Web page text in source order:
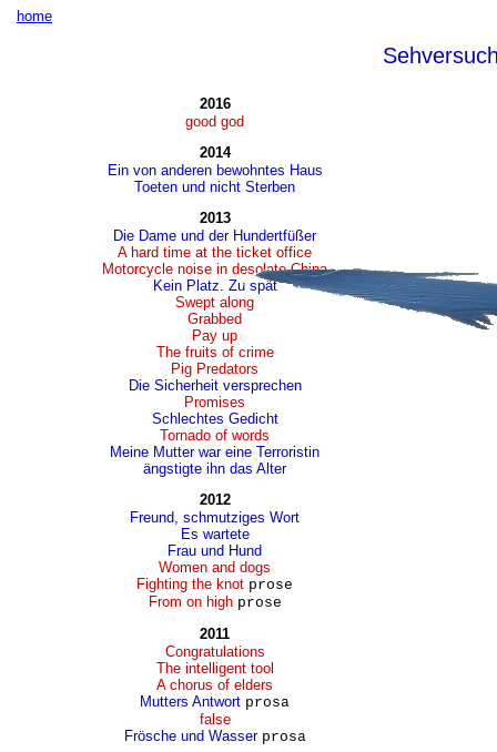
home
2016
good god
2014
Ein von anderen bewohntes Haus
Toeten und nicht Sterben
2013
Die Dame und der Hundertfüßer
A hard time at the ticket office
Motorcycle noise in desolate China
Kein Platz. Zu spät
Swept along
Grabbed
Pay up
The fruits of crime
Pig Predators
Die Sicherheit versprechen
Promises
Schlechtes Gedicht
Tornado of words
Meine Mutter war eine Terroristin
ängstigte ihn das Alter
2012
Freund, schmutziges Wort
Es wartete
Frau und Hund
Women and dogs
Fighting the knot prose
From on high prose
2011
Congratulations
The intelligent tool
A chorus of elders
Mutters Antwort prosa
false
Frösche und Wasser prosa